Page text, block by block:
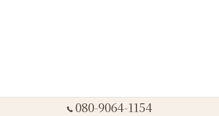
080-9064-1154